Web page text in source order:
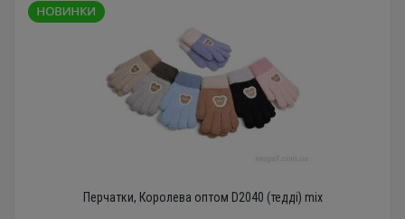
Перчатки, Королева оптом D2040 (тедді) mix